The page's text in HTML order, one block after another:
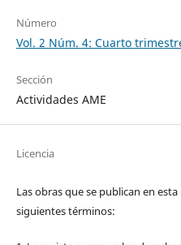
Número
Vol. 2 Núm. 4: Cuarto
Sección
Actividades AME
Licencia
Las obras que se publican en
siguientes términos: